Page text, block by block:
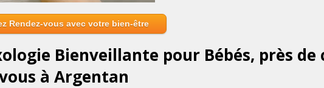
Rendez-vous avec votre bien-être
Bienveillante pour Bébés, près de
à Argentan